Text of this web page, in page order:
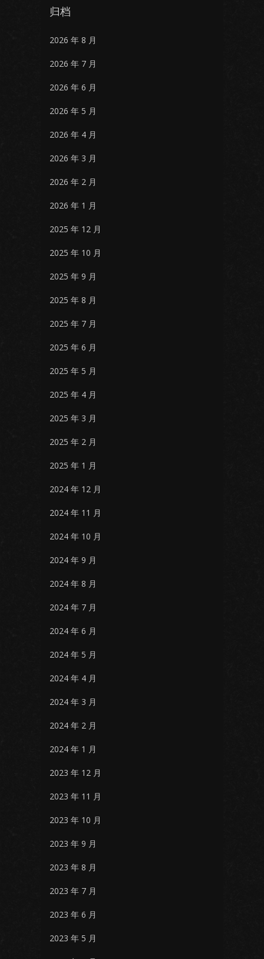
归档
2026 年 8 月
2026 年 7 月
2026 年 6 月
2026 年 5 月
2026 年 4 月
2026 年 3 月
2026 年 2 月
2026 年 1 月
2025 年 12 月
2025 年 10 月
2025 年 9 月
2025 年 8 月
2025 年 7 月
2025 年 6 月
2025 年 5 月
2025 年 4 月
2025 年 3 月
2025 年 2 月
2025 年 1 月
2024 年 12 月
2024 年 11 月
2024 年 10 月
2024 年 9 月
2024 年 8 月
2024 年 7 月
2024 年 6 月
2024 年 5 月
2024 年 4 月
2024 年 3 月
2024 年 2 月
2024 年 1 月
2023 年 12 月
2023 年 11 月
2023 年 10 月
2023 年 9 月
2023 年 8 月
2023 年 7 月
2023 年 6 月
2023 年 5 月